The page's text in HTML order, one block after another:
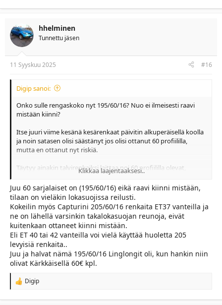
Lopuksi yksi kuva lisää noilla 60 sarjan renkailla..
katso liitettä 20936
hhelminen
Tunnettu jäsen
11 Syyskuu 2025 #16
Digip sanoi:
Onko sulle rengaskoko nyt 195/60/16? Nuo ei ilmeisesti raavi
mistään kiinni?
Itse juuri viime kesänä kesärenkaat päivitin alkuperäisellä koolla
ja noin satasen olisi säästänyt jos olisi ottanut 60 profiililla,
mutta en ottanut nyt riskiä.
Täytyy ainakin talvirenkaiksi laittaa noi 60 profiililla olevat,
maavarakin hieman kasvaa ja ovat halvemmat.
Klikkaa laajentaaksesi..
Juu 60 sarjalaiset on (195/60/16) eikä raavi kiinni mistään,
tilaan on vieläkin lokasuojissa reilusti.
Kokeilin myös Capturini 205/60/16 renkaita ET37 vanteilla ja
ne on lähellä varsinkin takalokasuojan reunoja, eivät
kuitenkaan ottaneet kiinni mistään.
Eli ET 40 tai 42 vanteilla voi vielä käyttää huoletta 205
levyisiä renkaita..
Juu ja halvat nämä 195/60/16 Linglongit oli, kun hankin niin
olivat Kärkkäisellä 60€ kpl.
R
a
Digip